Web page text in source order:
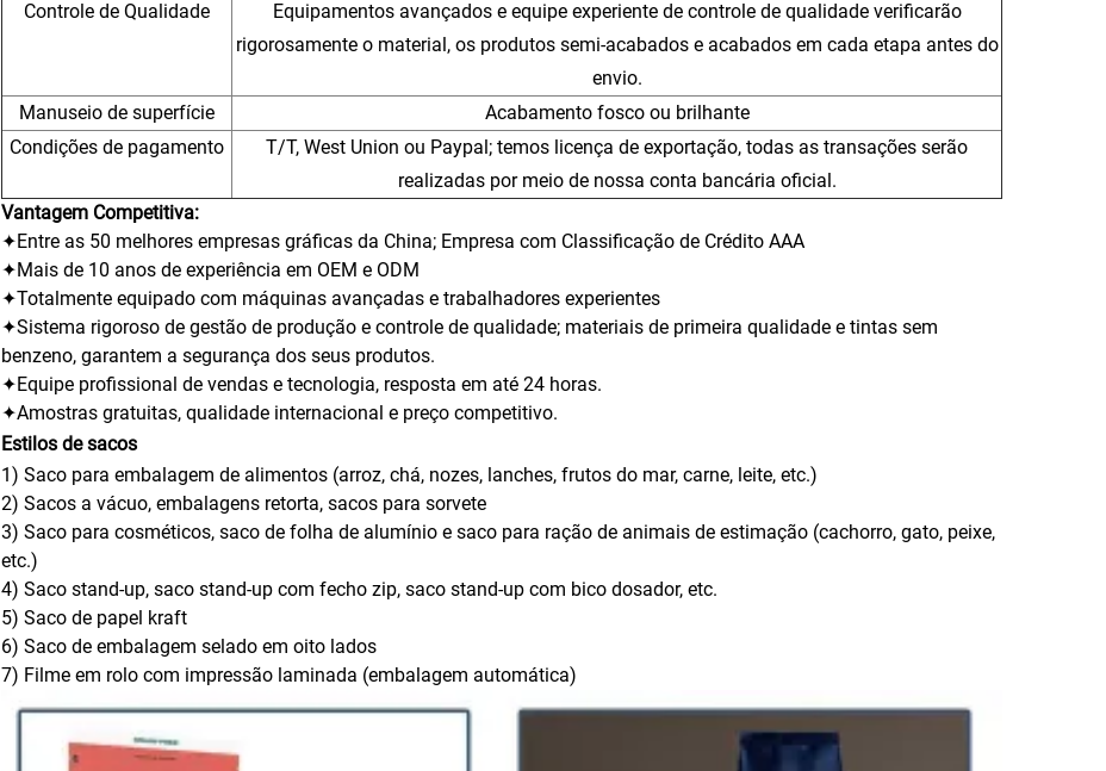
Controle de Qualidade
Equipamentos avançados e equipe experiente de controle de qualidade verificarão
rigorosamente o material, os produtos semi-acabados e acabados em cada etapa antes do
envio.
Manuseio de superfície
Acabamento fosco ou brilhante
Condições de pagamento
T/T, West Union ou Paypal; temos licença de exportação, todas as transações serão
realizadas por meio de nossa conta bancária oficial.
Vantagem Competitiva:
✦Entre as 50 melhores empresas gráficas da China; Empresa com Classificação de Crédito AAA
✦Mais de 10 anos de experiência em OEM e ODM
✦Totalmente equipado com máquinas avançadas e trabalhadores experientes
✦Sistema rigoroso de gestão de produção e controle de qualidade; materiais de primeira qualidade e tintas sem
benzeno, garantem a segurança dos seus produtos.
✦Equipe profissional de vendas e tecnologia, resposta em até 24 horas.
✦Amostras gratuitas, qualidade internacional e preço competitivo.
Estilos de sacos
1) Saco para embalagem de alimentos (arroz, chá, nozes, lanches, frutos do mar, carne, leite, etc.)
2) Sacos a vácuo, embalagens retorta, sacos para sorvete
3) Saco para cosméticos, saco de folha de alumínio e saco para ração de animais de estimação (cachorro, gato, peixe,
etc.)
4) Saco stand-up, saco stand-up com fecho zip, saco stand-up com bico dosador, etc.
5) Saco de papel kraft
6) Saco de embalagem selado em oito lados
7) Filme em rolo com impressão laminada (embalagem automática)